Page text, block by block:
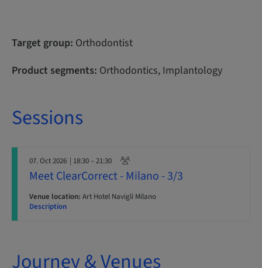
Target group: Orthodontist
Product segments: Orthodontics, Implantology
Sessions
07. Oct 2026 | 18:30 – 21:30
Meet ClearCorrect - Milano - 3/3
Venue location: Art Hotel Navigli Milano
Description
Journey & Venues